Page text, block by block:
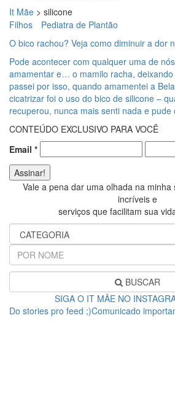
It Mãe > silicone
Filhos
Pediatra de Plantão
O bico rachou? Veja como diminuir a dor
Pode acontecer com qualquer uma de
amamentar e… o mamilo racha,
passei por isso, quando amamentei a
cicatrizar foi o uso do bico de silicone –
recuperou, nunca mais senti nada e
CONTEÚDO EXCLUSIVO PARA VOCÊ
Email *
Vale a pena dar uma olhada na
incríveis e
serviços que facilitam sua
BUSCAR
SIGA O IT MÃE NO
Do stories pro feed ;)Comunicado